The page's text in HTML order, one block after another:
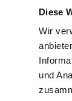
Diese
Wir
und